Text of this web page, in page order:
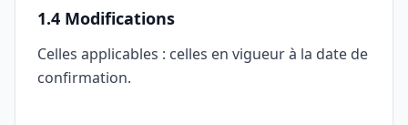
1.4 Modifications
Celles applicables : celles en vigueur à la date de
confirmation.